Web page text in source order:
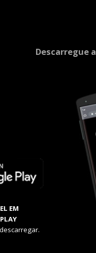
Descarregue
EM